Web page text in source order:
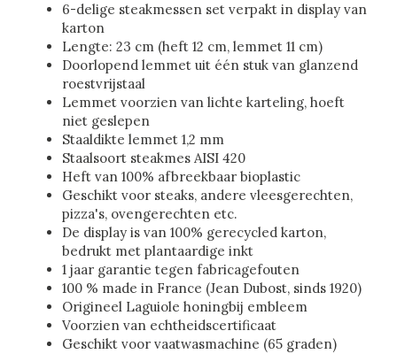
6-delige steakmessen set verpakt in display van
karton
Lengte: 23 cm (heft 12 cm, lemmet 11 cm)
Doorlopend lemmet uit één stuk van glanzend
roestvrijstaal
Lemmet voorzien van lichte karteling, hoeft
niet geslepen
Staaldikte lemmet 1,2 mm
Staalsoort steakmes AISI 420
Heft van 100% afbreekbaar bioplastic
Geschikt voor steaks, andere vleesgerechten,
pizza's, ovengerechten etc.
De display is van 100% gerecycled karton,
bedrukt met plantaardige inkt
1 jaar garantie tegen fabricagefouten
100 % made in France (Jean Dubost, sinds 1920)
Origineel Laguiole honingbij embleem
Voorzien van echtheidscertificaat
Geschikt voor vaatwasmachine (65 graden)